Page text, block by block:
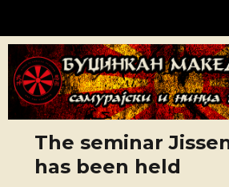
Буџинкан
The seminar
has been held